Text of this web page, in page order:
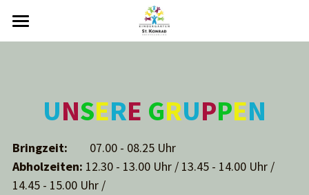
TEAM
TRÄGER
FÖRDERVEREIN
UNSERE ARBEIT
EINGEWÖHNUNG
INFOTHEK
UNSERE GRUPPEN
Bringzeit:
        07.00 - 08.25 Uhr
Abholzeiten: 12.30 - 13.00 Uhr / 13.45 - 14.00 Uhr /
14.45 - 15.00 Uhr /